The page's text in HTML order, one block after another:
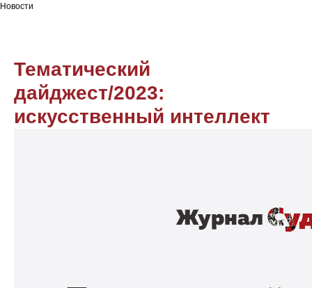
Новости
Тематический
дайджест/2023:
искусственный интеллект